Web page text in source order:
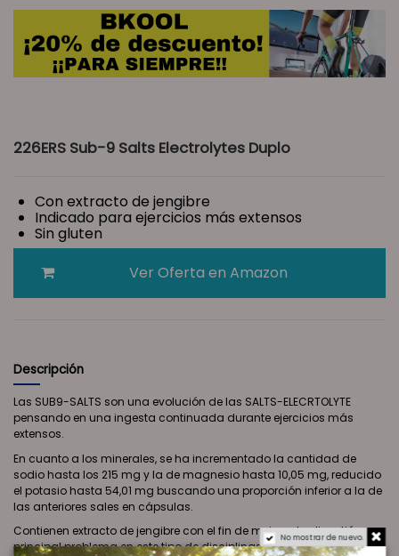
226ERS Sub-9 Salts Electrolytes Duplo
Con extracto de jengibre
Indicado para ejercicios más extensos
Sin gluten
Ver Oferta en Amazon
Descripción
Las SUB9-SALTS son una evolución de las SALTS-ELECRTOLYTE
pensando en una ingesta continuada durante ejercicios más
extensos.
En cuanto a los minerales, se ha incrementado la cantidad de
sodio hasta los 215 mg y la de magnesio hasta 10,05 mg, reducido
el potasio hasta 54,01 mg buscando una proporción inferior a la de
las anteriores sales en cápsulas.
Contienen extracto de jengibre con el fin de mejorar la digestión,
principal problema en este tipo de disciplinas.
No mostrar de nuevo.